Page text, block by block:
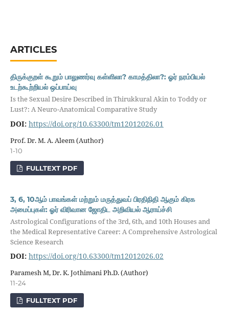
ARTICLES
திருக்குறள் கூறும் பாலுணர்வு கள்ளிலா? காமத்திலா?: ஓர் நரம்பியல்
உடற்கூற்றியல் ஒப்பாய்வு
Is the Sexual Desire Described in Thirukkural Akin to Toddy or
Lust?: A Neuro-Anatomical Comparative Study
DOI: https://doi.org/10.63300/tm12012026.01
Prof. Dr. M. A. Aleem (Author)
1-10
FULLTEXT PDF
3, 6, 10ஆம் பாவங்கள் மற்றும் மருத்துவப் பிரதிநிதி ஆகும் கிரக
அமைப்புகள்: ஓர் விரிவான ஜோதிட அறிவியல் ஆராய்ச்சி
Astrological Configurations of the 3rd, 6th, and 10th Houses and
the Medical Representative Career: A Comprehensive Astrological
Science Research
DOI: https://doi.org/10.63300/tm12012026.02
Paramesh M, Dr. K. Jothimani Ph.D. (Author)
11-24
FULLTEXT PDF